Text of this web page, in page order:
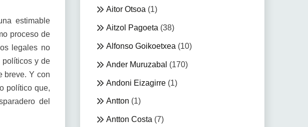
estimable
proceso de
legales no
políticos y de
breve. Y con
político que,
del
Aitor Otsoa (1)
Aitzol Pagoeta (38)
Alfonso Goikoetxea (10)
Ander Muruzabal (170)
Andoni Eizagirre(1)
Antton (1)
Antton Costa (7)